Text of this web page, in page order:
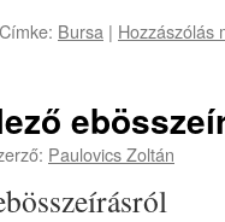
Címke: Bursa | Hozzászólás
Paulovics Zoltán